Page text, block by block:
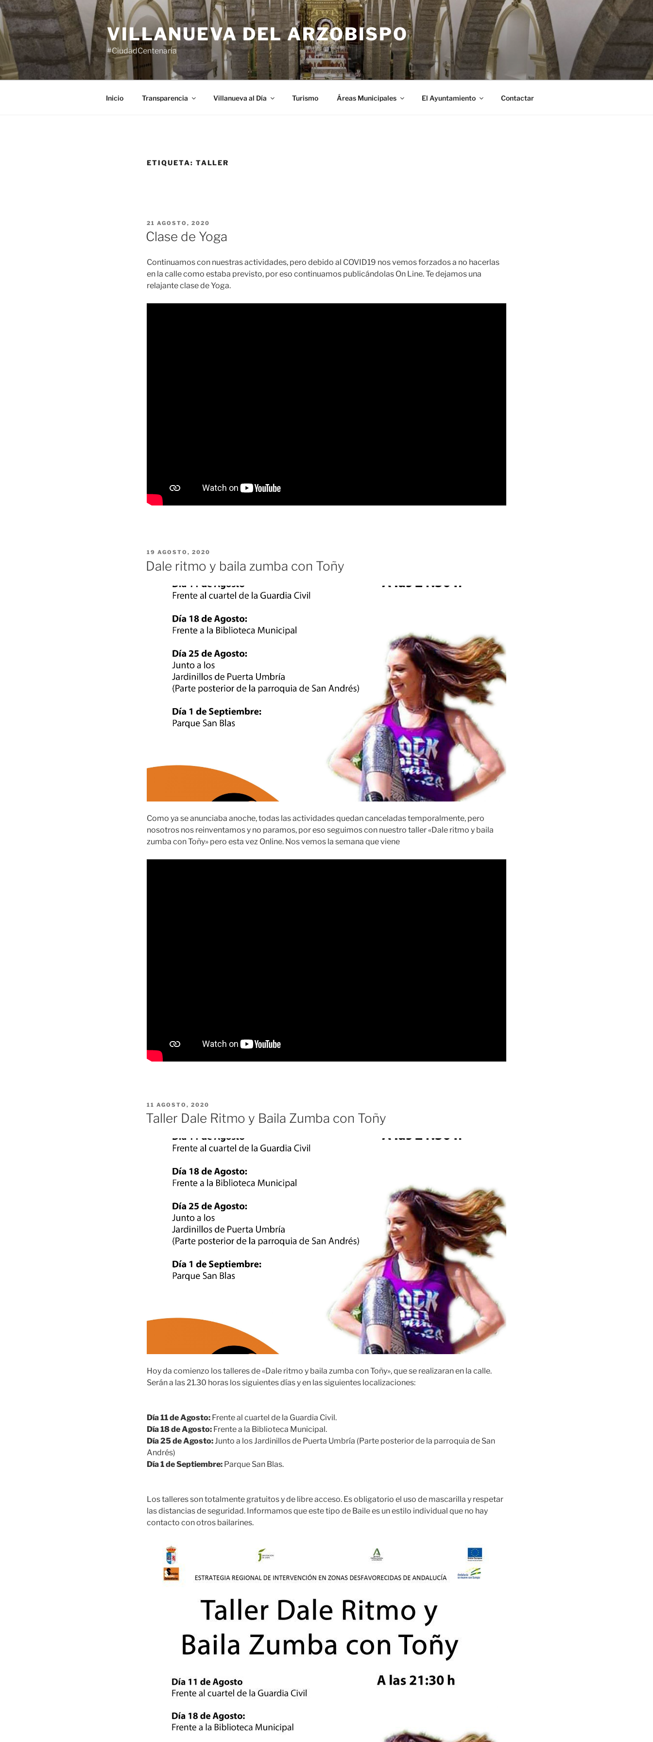
Saltar
al
contenido
VILLANUEVA DEL ARZOBISPO
#CiudadCentenaria
Inicio Transparencia Villanueva al Día Turismo Áreas Municipales El Ayuntamiento Contactar
ETIQUETA: TALLER
PUBLICADO
EL
21 AGOSTO, 2020
Clase de Yoga
Continuamos con nuestras actividades, pero debido al COVID19 nos vemos forzados a no hacerlas
en la calle como estaba previsto, por eso continuamos publicándolas On Line. Te dejamos una
relajante clase de Yoga.
PUBLICADO
EL
19 AGOSTO, 2020
Dale ritmo y baila zumba con Toñy
Como ya se anunciaba anoche, todas las actividades quedan canceladas temporalmente, pero
nosotros nos reinventamos y no paramos, por eso seguimos con nuestro taller «Dale ritmo y baila
zumba con Toñy» pero esta vez Online. Nos vemos la semana que viene
PUBLICADO
EL
11 AGOSTO, 2020
Taller Dale Ritmo y Baila Zumba con Toñy
Hoy da comienzo los talleres de «Dale ritmo y baila zumba con Toñy», que se realizaran en la calle.
Serán a las 21.30 horas los siguientes días y en las siguientes localizaciones:
Día 11 de Agosto: Frente al cuartel de la Guardia Civil.
Día 18 de Agosto: Frente a la Biblioteca Municipal.
Día 25 de Agosto: Junto a los Jardinillos de Puerta Umbría (Parte posterior de la parroquia de San
Andrés)
Día 1 de Septiembre: Parque San Blas.
Los talleres son totalmente gratuitos y de libre acceso. Es obligatorio el uso de mascarilla y respetar
las distancias de seguridad. Informamos que este tipo de Baile es un estilo individual que no hay
contacto con otros bailarines.